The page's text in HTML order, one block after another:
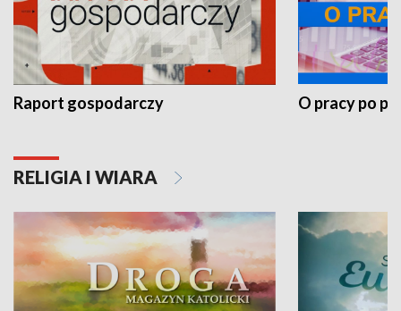
Raport gospodarczy O pracy po
RELIGIA I WIARA